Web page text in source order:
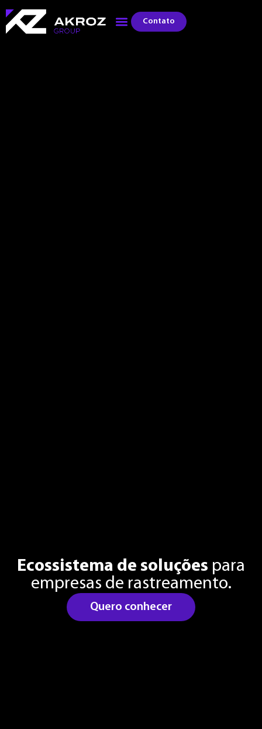
Contato
Ecossistema de soluções para
empresas de rastreamento.
Quero conhecer